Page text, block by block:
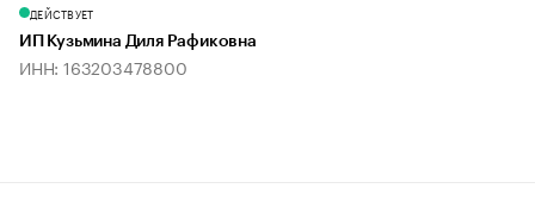
ДЕЙСТВУЕТ
ИП Кузьмина Диля Рафиковна
ИНН: 163203478800